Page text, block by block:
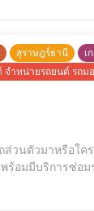
สุราษฎร์ธานี เ
จำหน่ายรถยนต์ รถม
ถส่วนตัวมาหรือใ